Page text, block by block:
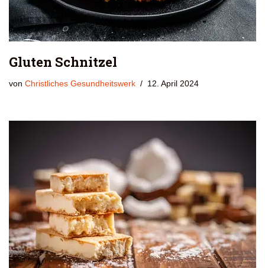
Gluten Schnitzel
von Christliches Gesundheitswerk 12. April 2024